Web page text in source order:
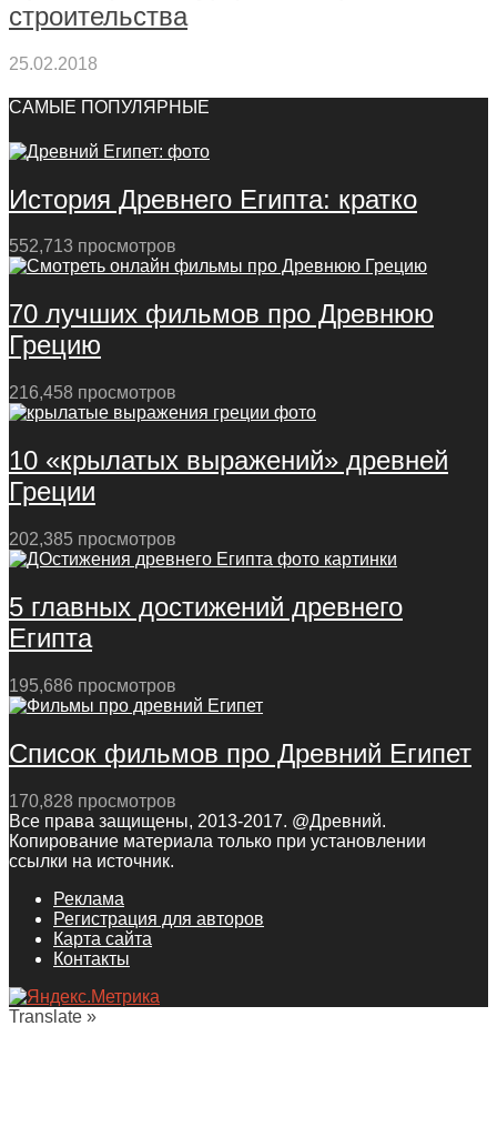
строительства
25.02.2018
САМЫЕ ПОПУЛЯРНЫЕ
История Древнего Египта: кратко
552,713 просмотров
70 лучших фильмов про Древнюю
Грецию
216,458 просмотров
10 «крылатых выражений» древней
Греции
202,385 просмотров
5 главных достижений древнего
Египта
195,686 просмотров
Список фильмов про Древний Египет
170,828 просмотров
Все права защищены, 2013-2017. @Древний.
Копирование материала только при установлении
ссылки на источник.
Реклама
Регистрация для авторов
Карта сайта
Контакты
Translate »